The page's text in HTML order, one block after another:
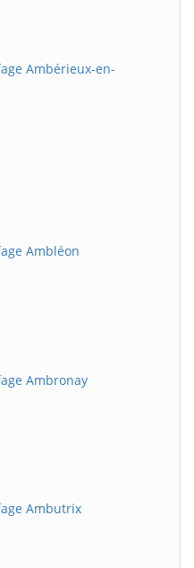
Ambérieux-en-
Ambléon
Ambronay
Ambutrix